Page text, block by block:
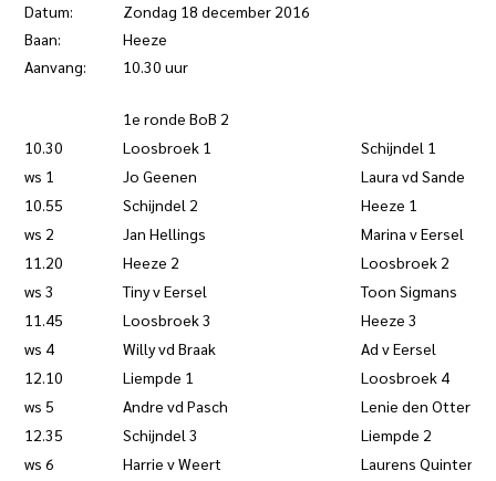
Datum:
Zondag 18 december 2016
Baan:
Heeze
Aanvang:
10.30 uur
1e ronde BoB 2
10.30
Loosbroek 1
Schijndel 1
ws 1
Jo Geenen
Laura vd Sande
10.55
Schijndel 2
Heeze 1
ws 2
Jan Hellings
Marina v Eersel
11.20
Heeze 2
Loosbroek 2
ws 3
Tiny v Eersel
Toon Sigmans
11.45
Loosbroek 3
Heeze 3
ws 4
Willy vd Braak
Ad v Eersel
12.10
Liempde 1
Loosbroek 4
ws 5
Andre vd Pasch
Lenie den Otter
12.35
Schijndel 3
Liempde 2
ws 6
Harrie v Weert
Laurens Quinten